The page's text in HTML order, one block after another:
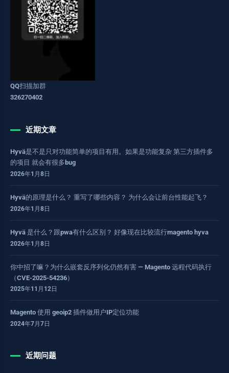
QQ扫描加群
326270402
近期文章
Hyvä是不是只对功能简单的项目有用。如果是功能复杂 第三方插件多
的项目 就会有很多bug
2026年1月8日
Hyvä的原理是什么？ 重写了哪些内容？ 为什么会让前台性能起飞？
2026年1月8日
Hyvä 是什么？跟pwa有什么区别？ 好像现在比较流行magento hyva
2026年1月8日
你中招了嘛？为什么嵌套反序列化仍然有害 — Magento 远程代码执行
（CVE-2025-54236）
2025年11月12日
Magento 使用 geoip2 插件做用户IP定位功能
2024年7月7日
近期问题